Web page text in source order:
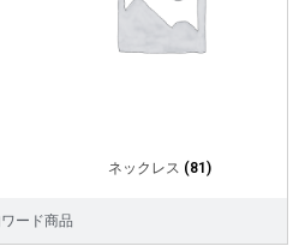
ード商品
ネックレス (81)